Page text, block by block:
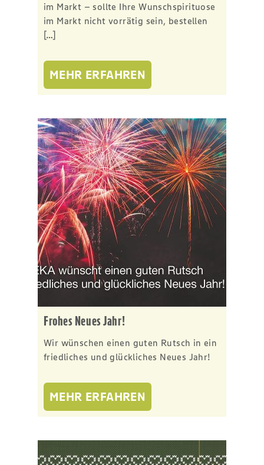
im Markt – sollte Ihre Wunschspirituose
im Markt nicht vorrätig sein, bestellen
[…]
MEHR ERFAHREN
Frohes Neues Jahr!
Wir wünschen einen guten Rutsch in ein
friedliches und glückliches Neues Jahr!
MEHR ERFAHREN